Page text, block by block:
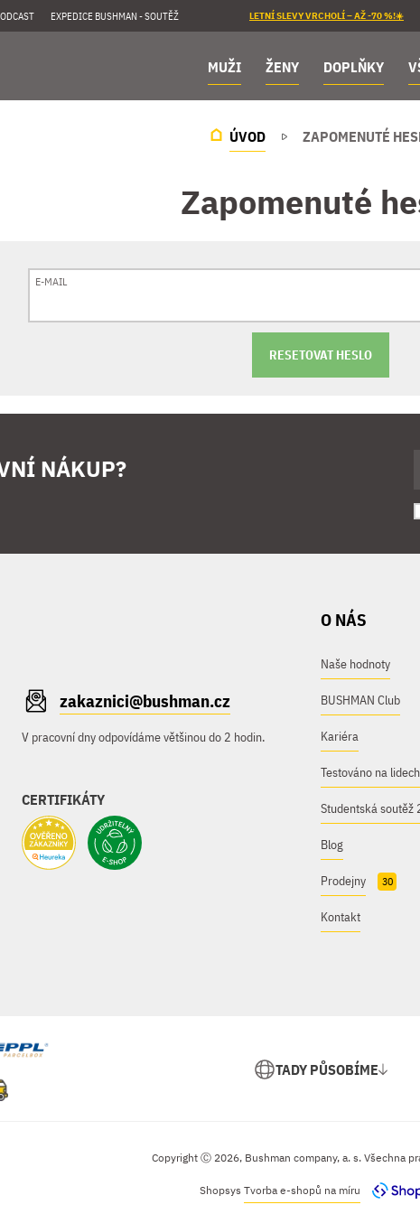
EXPEDICE BUSHMAN - SOUTĚŽ LETNÍ SLEVY VRCHOLÍ – AŽ -70 %!☀️
MUŽI ŽENY DOPLŇKY
ÚVOD ZAPOMENUTÉ
Zapomenuté
E-MAIL
RESETOVAT HESLO
NÁKUP?
zakaznici@bushman.cz
V pracovní dny odpovídáme většinou do 2 hodin.
CERTIFIKÁTY
O NÁS
Naše hodnoty
BUSHMAN Club
Kariéra
Testováno na lidech
Studentská soutěž
Blog
Prodejny 30
Kontakt
TADY PŮSOBÍME
Copyright Ⓒ 2026, Bushman company, a. s. Všechna
Shopsys Tvorba e-shopů na míru